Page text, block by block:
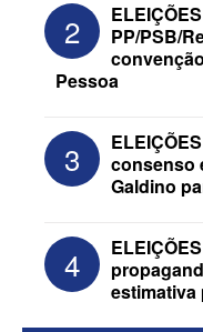
ELEIÇÕES 2026
anuncia Zé
Medeiros na
2
PP/PSB/
Pessoa
3
consenso
Galdino
4
estimativa